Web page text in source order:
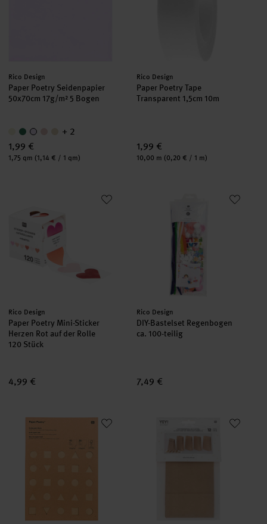
Hersteller:
Rico Design
Paper Poetry Seidenpapier
50x70cm 17g/m² 5 Bogen
+ 2
1,99 €
Inhalt:
1,75 qm (1,14 € / 1 qm)
Hersteller:
Rico Design
Paper Poetry Tape
Transparent 1,5cm 10m
1,99 €
Inhalt:
10,00 m (0,20 € / 1 m)
Paper Poetry Mini-Sticker Herzen Rot auf der Rolle
Hersteller:
Rico Design
Paper Poetry Mini-Sticker
Herzen Rot auf der Rolle
120 Stück
4,99 €
DIY-Bastelset Regenbogen
Hersteller:
Rico Design
DIY-Bastelset Regenbogen
ca. 100-teilig
7,49 €
Paper Poetry Kraftpapier Block DIN A4 30 BlattBlockbodenbeutel braun 12